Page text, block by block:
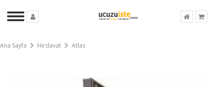
Ana Sayfa Hirdavat Atlas